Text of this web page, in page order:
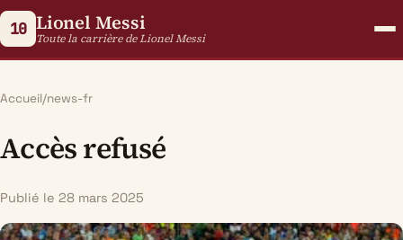
10 Lionel Messi
Toute la carrière de Lionel Messi
Accueil/news-fr
Accès refusé
Publié le 28 mars 2025